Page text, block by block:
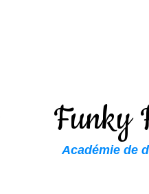
Académie de
Funky